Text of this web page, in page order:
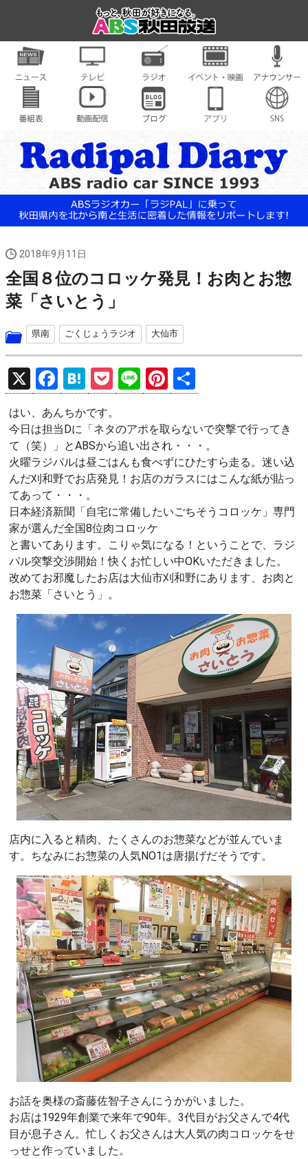
2018年9月11日
全国８位のコロッケ発見！お肉とお惣
菜「さいとう」
県南 ごくじょうラジオ 大仙市
X
F
a
ce
b
o
o
k
H
at
e
n
a
P
o
ck
et
Li
n
e
Pi
nt
er
es
t
有
はい、あんちかです。
今日は担当Dに「ネタのアポを取らないで突撃で行ってき
て（笑）」とABSから追い出され・・・。
火曜ラジパルは昼ごはんも食べずにひたすら走る。迷い込
んだ刈和野でお店発見！お店のガラスにはこんな紙が貼っ
てあって・・・。
日本経済新聞「自宅に常備したいごちそうコロッケ」専門
家が選んだ全国8位肉コロッケ
と書いてあります。こりゃ気になる！ということで、ラジ
パル突撃交渉開始！快くお忙しい中OKいただきました。
改めてお邪魔したお店は大仙市刈和野にあります、お肉と
お惣菜「さいとう」。
店内に入ると精肉、たくさんのお惣菜などが並んでいま
す。ちなみにお惣菜の人気NO1は唐揚げだそうです。
お話を奥様の斎藤佐智子さんにうかがいました。
お店は1929年創業で来年で90年。3代目がお父さんで4代
目が息子さん。忙しくお父さんは大人気の肉コロッケをせ
っせと作っていました。